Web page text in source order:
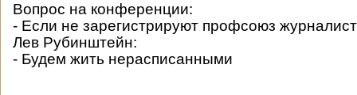
Вопрос на конференции:
- Если не зарегистрируют профсоюз
Лев Рубинштейн:
- Будем жить нерасписанными